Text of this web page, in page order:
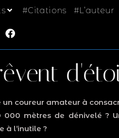
#Citations #L’auteur
un coureur amateur à
000 mètres de dénivelé ?
à l’inutile ?